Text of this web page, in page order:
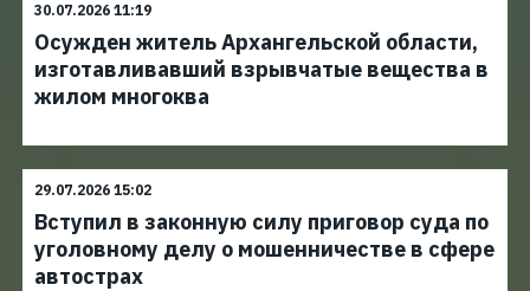
30.07.2026 11:19
Осужден житель Архангельской области,
изготавливавший взрывчатые вещества в
жилом многоква
29.07.2026 15:02
Вступил в законную силу приговор суда по
уголовному делу о мошенничестве в сфере
автострах